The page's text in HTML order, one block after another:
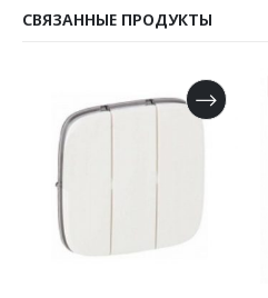
СВЯЗАННЫЕ ПРОДУКТЫ